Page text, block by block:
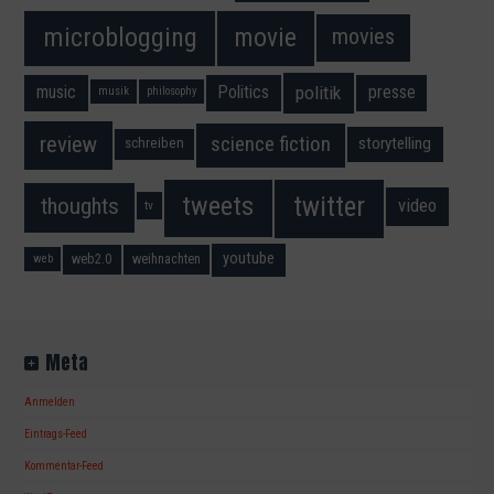
microblogging movie movies
music musik philosophy Politics politik presse
review schreiben science fiction storytelling
thoughts tv tweets twitter video
web web2.0 weihnachten youtube
Meta
Anmelden
Eintrags-Feed
Kommentar-Feed